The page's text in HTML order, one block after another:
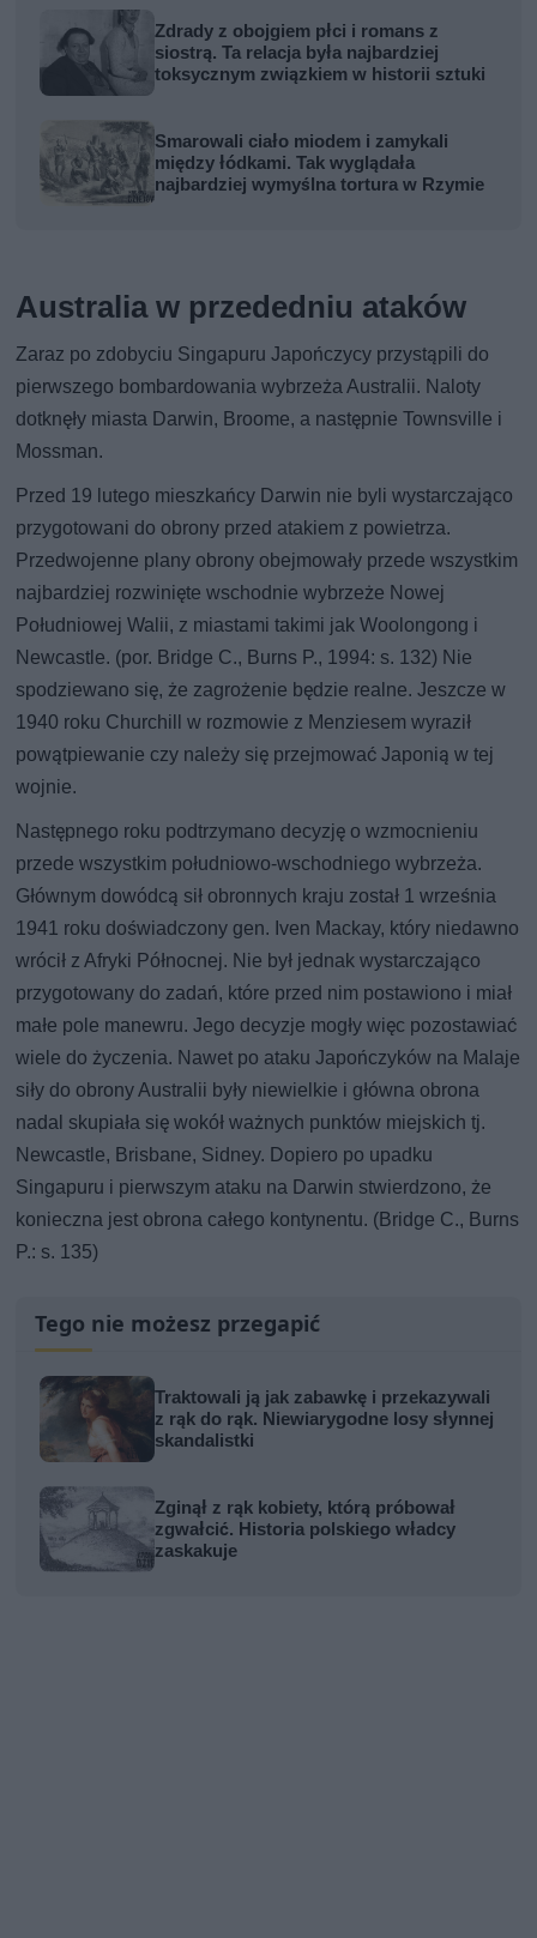
Zdrady z obojgiem płci i romans z
siostrą. Ta relacja była najbardziej
toksycznym związkiem w historii sztuki
Smarowali ciało miodem i zamykali
między łódkami. Tak wyglądała
najbardziej wymyślna tortura w Rzymie
Australia w przededniu ataków
Zaraz po zdobyciu Singapuru Japończycy przystąpili do
pierwszego bombardowania wybrzeża Australii. Naloty
dotknęły miasta Darwin, Broome, a następnie Townsville i
Mossman.
Przed 19 lutego mieszkańcy Darwin nie byli wystarczająco
przygotowani do obrony przed atakiem z powietrza.
Przedwojenne plany obrony obejmowały przede wszystkim
najbardziej rozwinięte wschodnie wybrzeże Nowej
Południowej Walii, z miastami takimi jak Woolongong i
Newcastle. (por. Bridge C., Burns P., 1994: s. 132) Nie
spodziewano się, że zagrożenie będzie realne. Jeszcze w
1940 roku Churchill w rozmowie z Menziesem wyraził
powątpiewanie czy należy się przejmować Japonią w tej
wojnie.
Następnego roku podtrzymano decyzję o wzmocnieniu
przede wszystkim południowo-wschodniego wybrzeża.
Głównym dowódcą sił obronnych kraju został 1 września
1941 roku doświadczony gen. Iven Mackay, który niedawno
wrócił z Afryki Północnej. Nie był jednak wystarczająco
przygotowany do zadań, które przed nim postawiono i miał
małe pole manewru. Jego decyzje mogły więc pozostawiać
wiele do życzenia. Nawet po ataku Japończyków na Malaje
siły do obrony Australii były niewielkie i główna obrona
nadal skupiała się wokół ważnych punktów miejskich tj.
Newcastle, Brisbane, Sidney. Dopiero po upadku
Singapuru i pierwszym ataku na Darwin stwierdzono, że
konieczna jest obrona całego kontynentu. (Bridge C., Burns
P.: s. 135)
Tego nie możesz przegapić
Traktowali ją jak zabawkę i przekazywali
z rąk do rąk. Niewiarygodne losy słynnej
skandalistki
Zginął z rąk kobiety, którą próbował
zgwałcić. Historia polskiego władcy
zaskakuje